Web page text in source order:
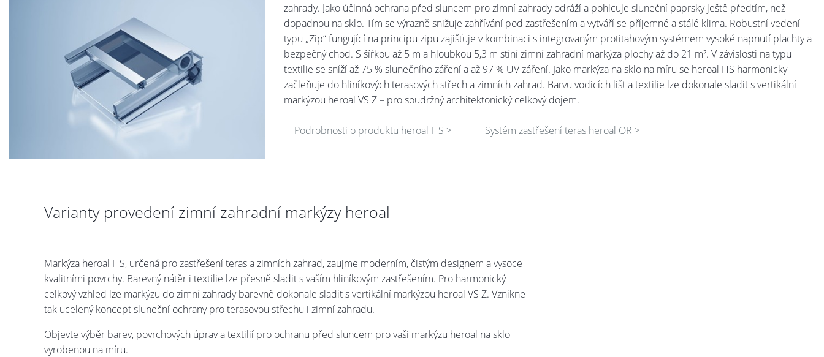
zahrady. Jako účinná ochrana před sluncem pro zimní zahrady odráží a pohlcuje sluneční paprsky ještě předtím, než
dopadnou na sklo. Tím se výrazně snižuje zahřívání pod zastřešením a vytváří se příjemné a stálé klima. Robustní vedení
typu „Zip“ fungující na principu zipu zajišťuje v kombinaci s integrovaným protitahovým systémem vysoké napnutí plachty a
bezpečný chod. S šířkou až 5 m a hloubkou 5,3 m stíní zimní zahradní markýza plochy až do 21 m². V závislosti na typu
textilie se sníží až 75 % slunečního záření a až 97 % UV záření. Jako markýza na sklo na míru se heroal HS harmonicky
začleňuje do hliníkových terasových střech a zimních zahrad. Barvu vodicích lišt a textilie lze dokonale sladit s vertikální
markýzou heroal VS Z – pro soudržný architektonický celkový dojem.
Podrobnosti o produktu heroal HS > Systém zastřešení teras heroal OR >
Varianty provedení zimní zahradní markýzy heroal
Markýza heroal HS, určená pro zastřešení teras a zimních zahrad, zaujme moderním, čistým designem a vysoce
kvalitními povrchy. Barevný nátěr i textilie lze přesně sladit s vaším hliníkovým zastřešením. Pro harmonický
celkový vzhled lze markýzu do zimní zahrady barevně dokonale sladit s vertikální markýzou heroal VS Z. Vznikne
tak ucelený koncept sluneční ochrany pro terasovou střechu i zimní zahradu.
Objevte výběr barev, povrchových úprav a textilií pro ochranu před sluncem pro vaši markýzu heroal na sklo
vyrobenou na míru.